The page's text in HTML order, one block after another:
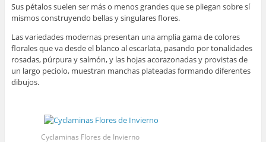
Sus pétalos suelen ser más o menos grandes que se pliegan sobre sí
mismos construyendo bellas y singulares flores.
Las variedades modernas presentan una amplia gama de colores
florales que va desde el blanco al escarlata, pasando por tonalidades
rosadas, púrpura y salmón, y las hojas acorazonadas y provistas de
un largo peciolo, muestran manchas plateadas formando diferentes
dibujos.
Cyclaminas Flores de Invierno